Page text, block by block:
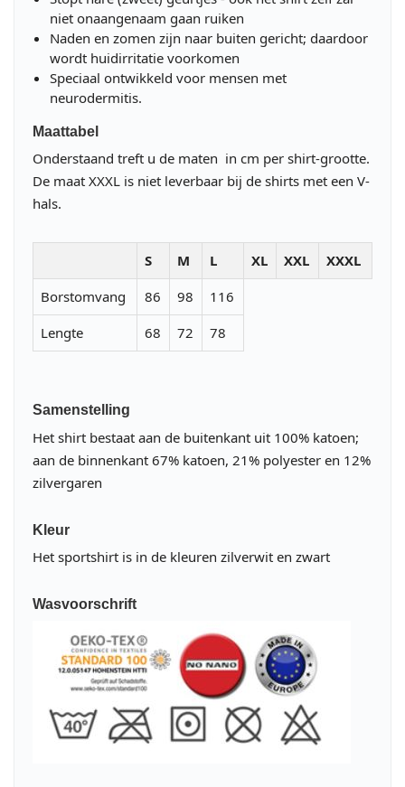
niet onaangenaam gaan ruiken
Naden en zomen zijn naar buiten gericht; daardoor
wordt huidirritatie voorkomen
Speciaal ontwikkeld voor mensen met
neurodermitis.
Maattabel
Onderstaand treft u de maten in cm per shirt-grootte.
De maat XXXL is niet leverbaar bij de shirts met een V-
hals.
S M L XL XXL
XXXL
Borstomvang
86 98
116
Lengte
68 72 78
Samenstelling
Het shirt bestaat aan de buitenkant uit 100% katoen;
aan de binnenkant 67% katoen, 21% polyester en 12%
zilvergaren
Kleur
Het sportshirt is in de kleuren zilverwit en zwart
Wasvoorschrift